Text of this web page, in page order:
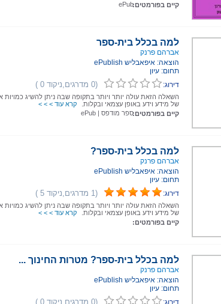
קיים בפורמטים:ePub
למה בכלל בית-ספר
אברהם פרנק
הוצאה: איפאבליש ePublish
תחום: עיון
דירוג:
(0 מדרגים,ניקוד 0 )
השאלה הזאת עולה יותר ויותר בתקופה שבה ניתן להשיג כמויות
של מידע וידע באופן עצמאי ובקלות.
קרא עוד > > >
קיים בפורמטים:ספר מודפס ePub
למה בכלל בית-ספר?
אברהם פרנק
הוצאה: איפאבליש ePublish
תחום: עיון
דירוג:
(1 מדרגים,ניקוד 5 )
השאלה הזאת עולה יותר ויותר בתקופה שבה ניתן להשיג כמויות
של מידע וידע באופן עצמאי ובקלות.
קרא עוד > > >
קיים בפורמטים:
למה בכלל בית-ספר? מטרות החינוך ...
אברהם פרנק
הוצאה: איפאבליש ePublish
תחום: עיון
(0 מדרגים,ניקוד 0 )